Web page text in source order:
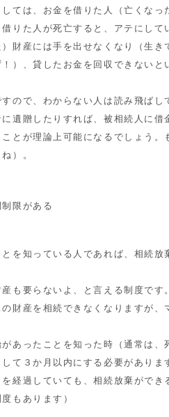
ては、お金を借りた人（亡くなっ
りた人が死亡すると、アテにして
財産には手を出せなくなり（生き
）、貸したお金を回収できないと
ので、わからない人は読み飛ばし
遺贈したりすれば、被相続人に借
とが理論上可能になるでしょう。
）。
限がある
を知っている人であれば、相続放
も要らないよ、と言える制度です。
財産を相続できなくなりますが、
あったことを知った時（通常は、
て３か月以内にする必要がありま
経過していても、相続放棄ができ
もあります）